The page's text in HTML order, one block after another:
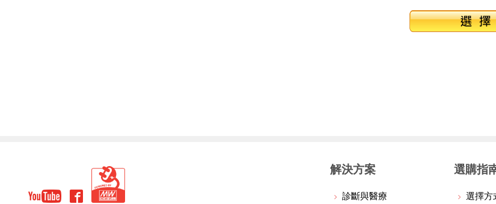
解決方案
診斷與醫療
選購指
選擇方
youtubefacebook PBM